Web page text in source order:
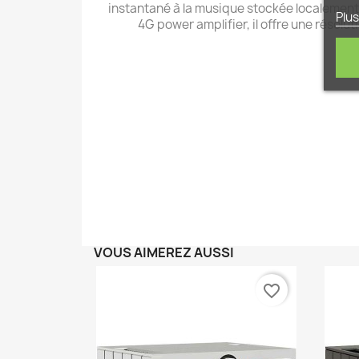
instantané à la musique stockée
4G power amplifier, il offre une
VOUS AIMEREZ AUSSI
favorite_border